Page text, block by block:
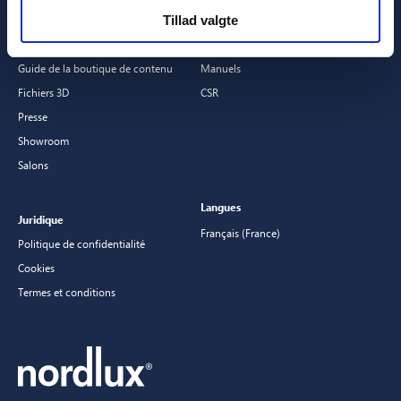
Tillad valgte
Packages de content
Guide de la boutique de contenu
Fichiers 3D
Presse
Showroom
Salons
Questions fréquemment posées
Garanties
Manuels
CSR
Juridique
Politique de confidentialité
Cookies
Termes et conditions
Langues
Français (France)